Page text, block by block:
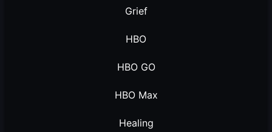
Grief
HBO
HBO GO
HBO Max
Healing